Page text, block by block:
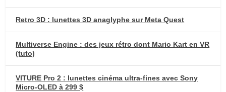
Retro 3D : lunettes 3D anaglyphe sur Meta Quest
Multiverse Engine : des jeux rétro dont Mario Kart en VR
(tuto)
VITURE Pro 2 : lunettes cinéma ultra-fines avec Sony
Micro-OLED à 299 $